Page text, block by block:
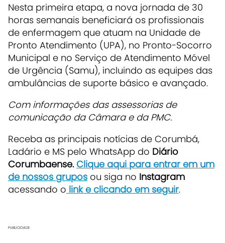
Nesta primeira etapa, a nova jornada de 30
horas semanais beneficiará os profissionais
de enfermagem que atuam na Unidade de
Pronto Atendimento (UPA), no Pronto-Socorro
Municipal e no Serviço de Atendimento Móvel
de Urgência (Samu), incluindo as equipes das
ambulâncias de suporte básico e avançado.
Com informações das assessorias de
comunicação da Câmara e da PMC.
Receba as principais notícias de Corumbá,
Ladário e MS pelo WhatsApp do Diário
Corumbaense.Clique aqui para entrar em um
de nossos grupos ou siga no Instagram
acessando o link e clicando em seguir.
PUBLICIDADE